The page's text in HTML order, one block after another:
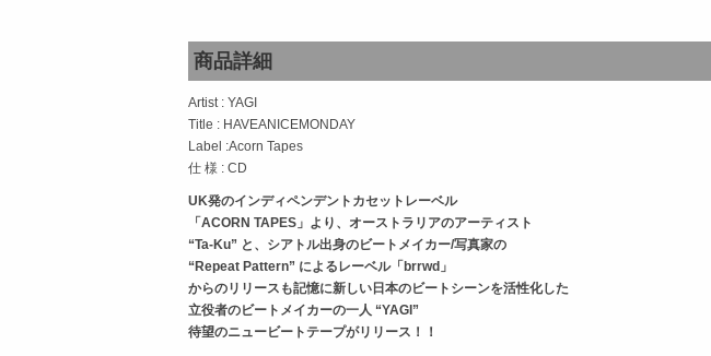
商品詳細
Artist : YAGI
Title : HAVEANICEMONDAY
Label :Acorn Tapes
仕 様 : CD
UK発のインディペンデントカセットレーベル
「ACORN TAPES」より、オーストラリアのアーティスト
“Ta-Ku” と、シアトル出身のビートメイカー/写真家の
“Repeat Pattern” によるレーベル「brrwd」
からのリリースも記憶に新しい日本のビートシーンを活性化した
立役者のビートメイカーの一人 “YAGI”
待望のニュービートテープがリリース！！